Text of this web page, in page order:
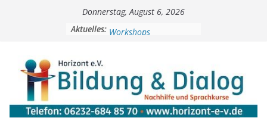
Donnerstag, August 6, 2026
Aktuelles:
Workshops
Vorschulprojekt